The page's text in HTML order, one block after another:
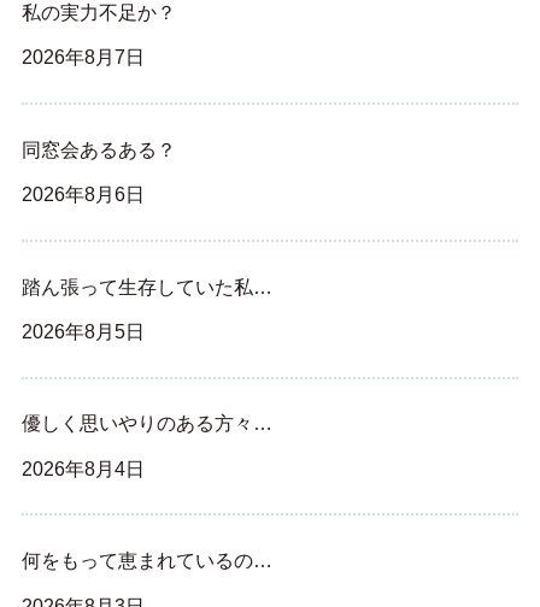
私の実力不足か？
2026年8月7日
同窓会あるある？
2026年8月6日
踏ん張って生存していた私…
2026年8月5日
優しく思いやりのある方々…
2026年8月4日
何をもって恵まれているの…